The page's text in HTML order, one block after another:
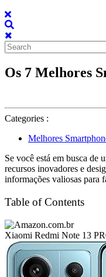
Close
Menu
Search
for:
Os 7 Melhores
Categories :
Melhores
Se você está em busca de
recursos inovadores e
informações valiosas para
Table of Contents
Xiaomi Redmi Note 13